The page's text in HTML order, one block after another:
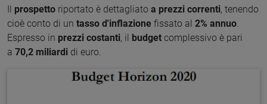
Il prospetto riportato è dettagliato a prezzi correnti, tenendo
cioè conto di un tasso d'inflazione fissato al 2% annuo.
Espresso in prezzi costanti, il budget complessivo è pari
a 70,2 miliardi di euro.